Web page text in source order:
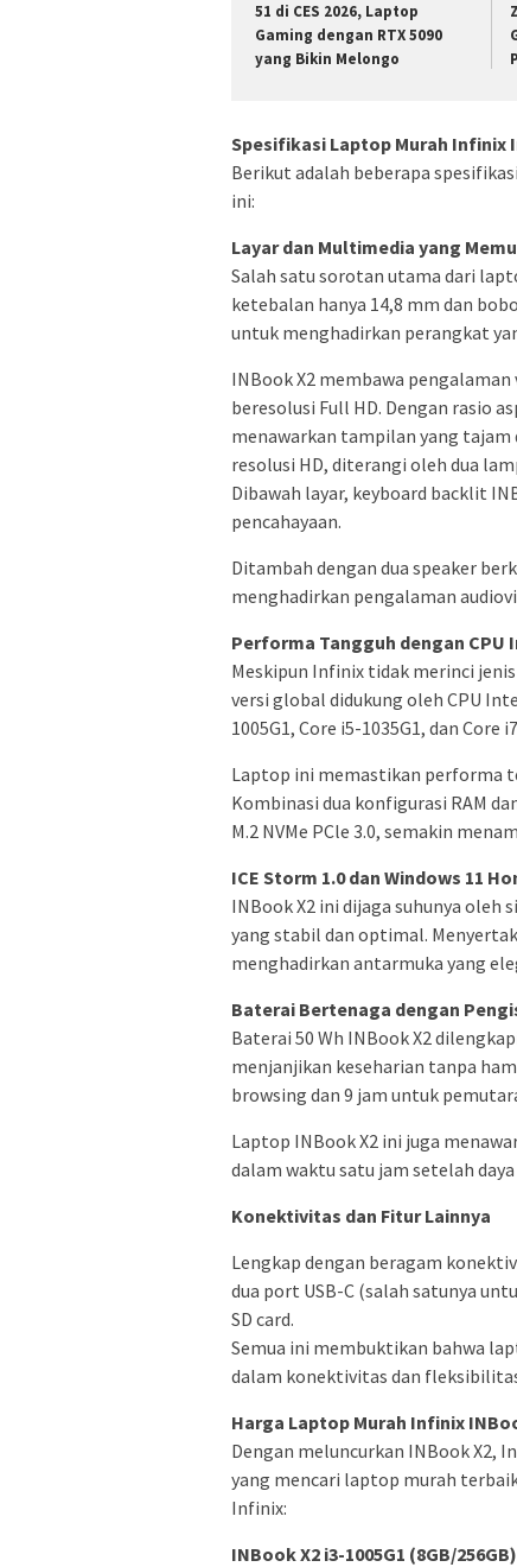
51 di CES 2026, Laptop
Gaming dengan RTX 5090
yang Bikin Melongo
Spesifikasi Laptop Murah Infinix
Berikut adalah beberapa
ini:
Layar dan Multimedia yang
Salah satu sorotan utama dari
ketebalan hanya 14,8 mm dan
untuk menghadirkan perangkat
INBook X2 membawa
beresolusi Full HD. Dengan rasio
menawarkan tampilan yang tajam
resolusi HD, diterangi oleh dua
Dibawah layar, keyboard backlit
pencahayaan.
Ditambah dengan dua speaker
menghadirkan pengalaman
Performa Tangguh dengan CPU
Meskipun Infinix tidak merinci
versi global didukung oleh CPU
1005G1, Core i5-1035G1, dan Core
Laptop ini memastikan performa
Kombinasi dua konfigurasi RAM
M.2 NVMe PCle 3.0, semakin
ICE Storm 1.0 dan Windows 11
INBook X2 ini dijaga suhunya
yang stabil dan optimal.
menghadirkan antarmuka yang
Baterai Bertenaga dengan
Baterai 50 Wh INBook X2
menjanjikan keseharian tanpa
browsing dan 9 jam untuk
Laptop INBook X2 ini juga
dalam waktu satu jam setelah daya
Konektivitas dan Fitur Lainnya
Lengkap dengan beragam
dua port USB-C (salah satunya
SD card.
Semua ini membuktikan bahwa
dalam konektivitas dan
Harga Laptop Murah Infinix
Dengan meluncurkan INBook X2,
yang mencari laptop murah
Infinix:
INBook X2 i3-1005G1 (8GB/